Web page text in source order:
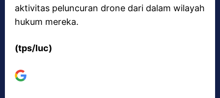
aktivitas peluncuran drone dari dalam wilayah
hukum mereka.
(tps/luc)